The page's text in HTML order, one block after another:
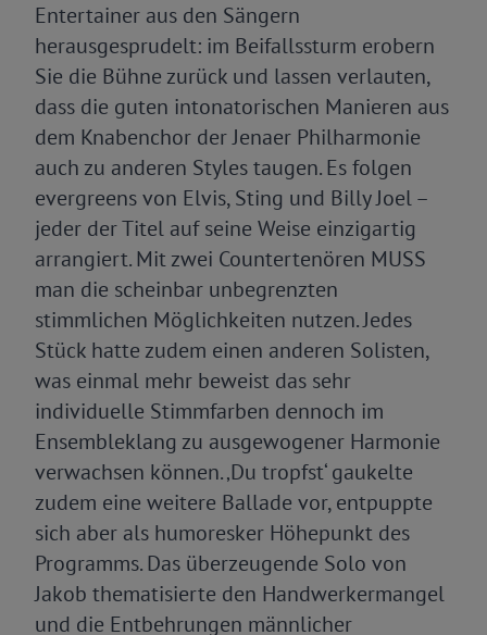
Entertainer aus den Sängern
herausgesprudelt: im Beifallssturm erobern
Sie die Bühne zurück und lassen verlauten,
dass die guten intonatorischen Manieren aus
dem Knabenchor der Jenaer Philharmonie
auch zu anderen Styles taugen. Es folgen
evergreens von Elvis, Sting und Billy Joel –
jeder der Titel auf seine Weise einzigartig
arrangiert. Mit zwei Countertenören MUSS
man die scheinbar unbegrenzten
stimmlichen Möglichkeiten nutzen. Jedes
Stück hatte zudem einen anderen Solisten,
was einmal mehr beweist das sehr
individuelle Stimmfarben dennoch im
Ensembleklang zu ausgewogener Harmonie
verwachsen können. ‚Du tropfst‘ gaukelte
zudem eine weitere Ballade vor, entpuppte
sich aber als humoresker Höhepunkt des
Programms. Das überzeugende Solo von
Jakob thematisierte den Handwerkermangel
und die Entbehrungen männlicher